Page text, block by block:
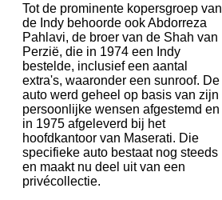
Tot de prominente kopersgroep van
de Indy behoorde ook Abdorreza
Pahlavi, de broer van de Shah van
Perzië, die in 1974 een Indy
bestelde, inclusief een aantal
extra's, waaronder een sunroof. De
auto werd geheel op basis van zijn
persoonlijke wensen afgestemd en
in 1975 afgeleverd bij het
hoofdkantoor van Maserati. Die
specifieke auto bestaat nog steeds
en maakt nu deel uit van een
privécollectie.